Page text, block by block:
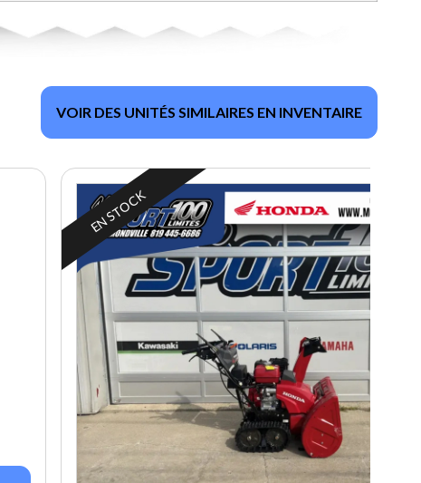
VOIR DES UNITÉS SIMILAIRES EN INVENTAIRE
EN STOCK